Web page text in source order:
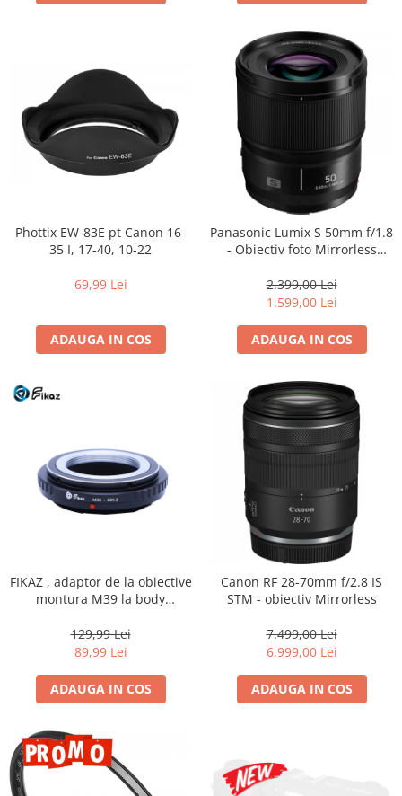
Phottix EW-83E pt Canon 16-
35 I, 17-40, 10-22
69,99 Lei
ADAUGA IN COS
Panasonic Lumix S 50mm f/1.8
- Obiectiv foto Mirrorless
2.399,00 Lei
1.599,00 Lei
ADAUGA IN COS
FIKAZ , adaptor de la obiective
montura M39 la body
129,99 Lei
89,99 Lei
ADAUGA IN COS
Canon RF 28-70mm f/2.8 IS
STM - obiectiv Mirrorless
7.499,00 Lei
6.999,00 Lei
ADAUGA IN COS